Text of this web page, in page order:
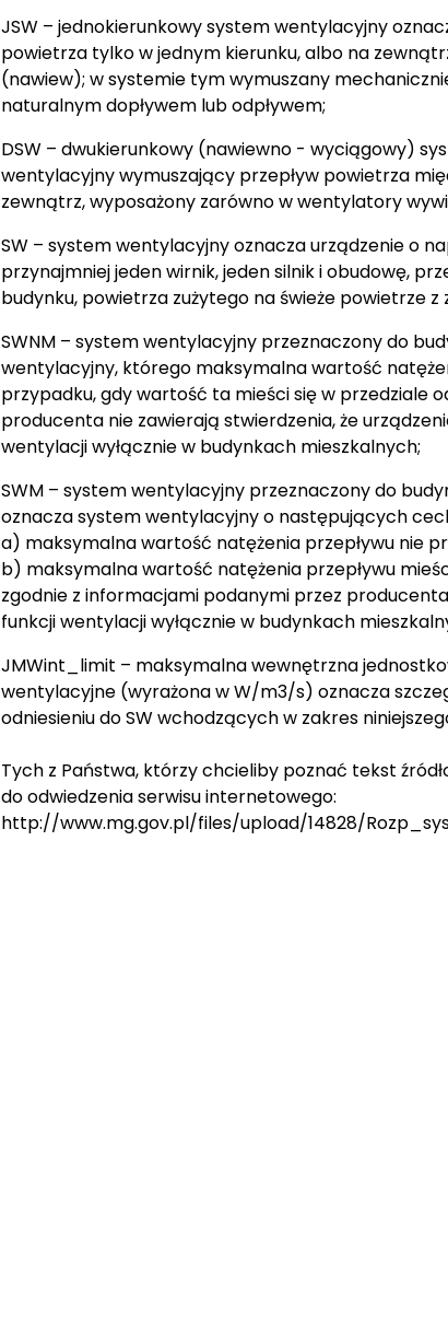
JSW – jednokierunkowy system wentylacyjny
powietrza tylko w jednym kierunku, albo na
(nawiew); w systemie tym wymuszany
naturalnym dopływem lub odpływem;
DSW – dwukierunkowy (nawiewno - wyciągowy)
wentylacyjny wymuszający przepływ powietrza
zewnątrz, wyposażony zarówno w wentylatory
SW – system wentylacyjny oznacza urządzenie o
przynajmniej jeden wirnik, jeden silnik i obudowę,
budynku, powietrza zużytego na świeże powietrze z
SWNM – system wentylacyjny przeznaczony do
wentylacyjny, którego maksymalna wartość
przypadku, gdy wartość ta mieści się w przedziale
producenta nie zawierają stwierdzenia, że
wentylacji wyłącznie w budynkach mieszkalnych;
SWM – system wentylacyjny przeznaczony do
oznacza system wentylacyjny o następujących
a) maksymalna wartość natężenia przepływu nie
b) maksymalna wartość natężenia przepływu
zgodnie z informacjami podanymi przez
funkcji wentylacji wyłącznie w budynkach
JMWint_limit – maksymalna wewnętrzna
wentylacyjne (wyrażona w W/m3/s) oznacza
odniesieniu do SW wchodzących w zakres
Tych z Państwa, którzy chcieliby poznać tekst
do odwiedzenia serwisu internetowego:
http://www.mg.gov.pl/files/upload/14828/